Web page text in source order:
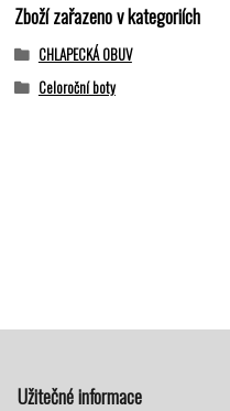
Zboží zařazeno v kategoriích
CHLAPECKÁ OBUV
Celoroční boty
Užitečné informace